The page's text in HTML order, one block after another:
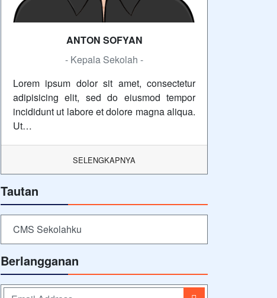
ANTON SOFYAN
- Kepala Sekolah -
Lorem ipsum dolor sit amet, consectetur
adipisicing elit, sed do eiusmod tempor
incididunt ut labore et dolore magna aliqua.
Ut…
SELENGKAPNYA
Tautan
CMS Sekolahku
Berlangganan